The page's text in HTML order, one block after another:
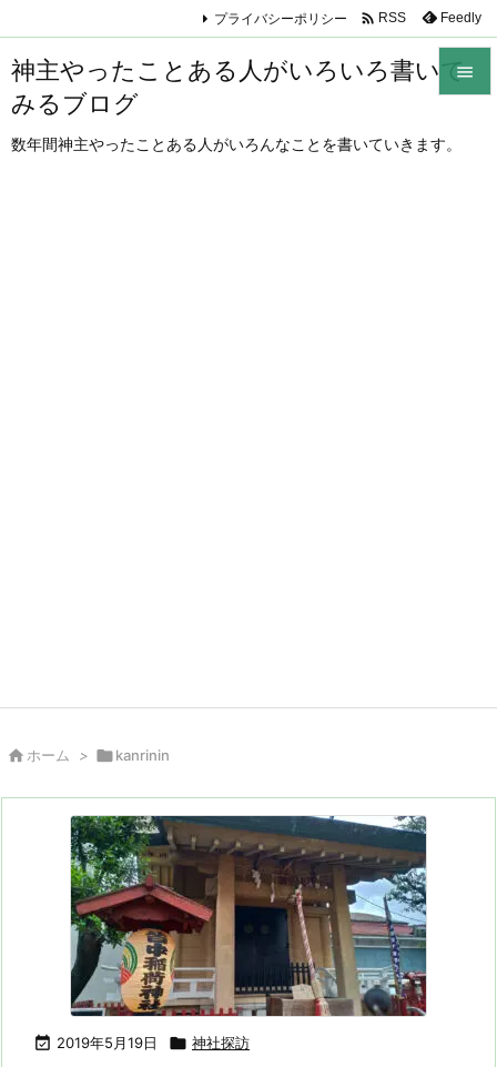
神主やったことある人がいろいろ書いて
みるブログ
数年間神主やったことある人がいろんなことを書いていきます。

プライバシーポリシー  RSS Feedly
 ホーム > kanrinin
 2019年5月19日  神社探訪